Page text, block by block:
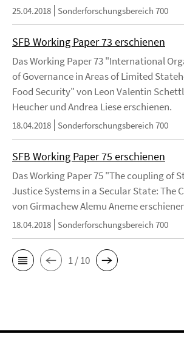
25.04.2018 Sonderforschungsbereich 700
SFB Working Paper 73 erschienen
Das Working Paper 73 "International
of Governance in Areas of Limited
Food Security" von Leon Valentin
Heucher und Andrea Liese erschienen.
18.04.2018 Sonderforschungsbereich 700
SFB Working Paper 75 erschienen
Das Working Paper 75 "The coupling of
Justice Systems in a Secular State: The
von Girmachew Alemu Aneme
18.04.2018 Sonderforschungsbereich 700
1 / 10